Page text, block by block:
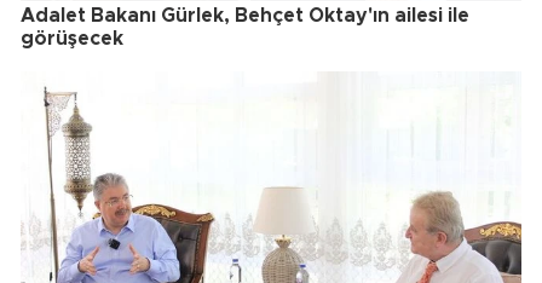
Adalet Bakanı Gürlek, Behçet Oktay'ın ailesi ile
görüşecek